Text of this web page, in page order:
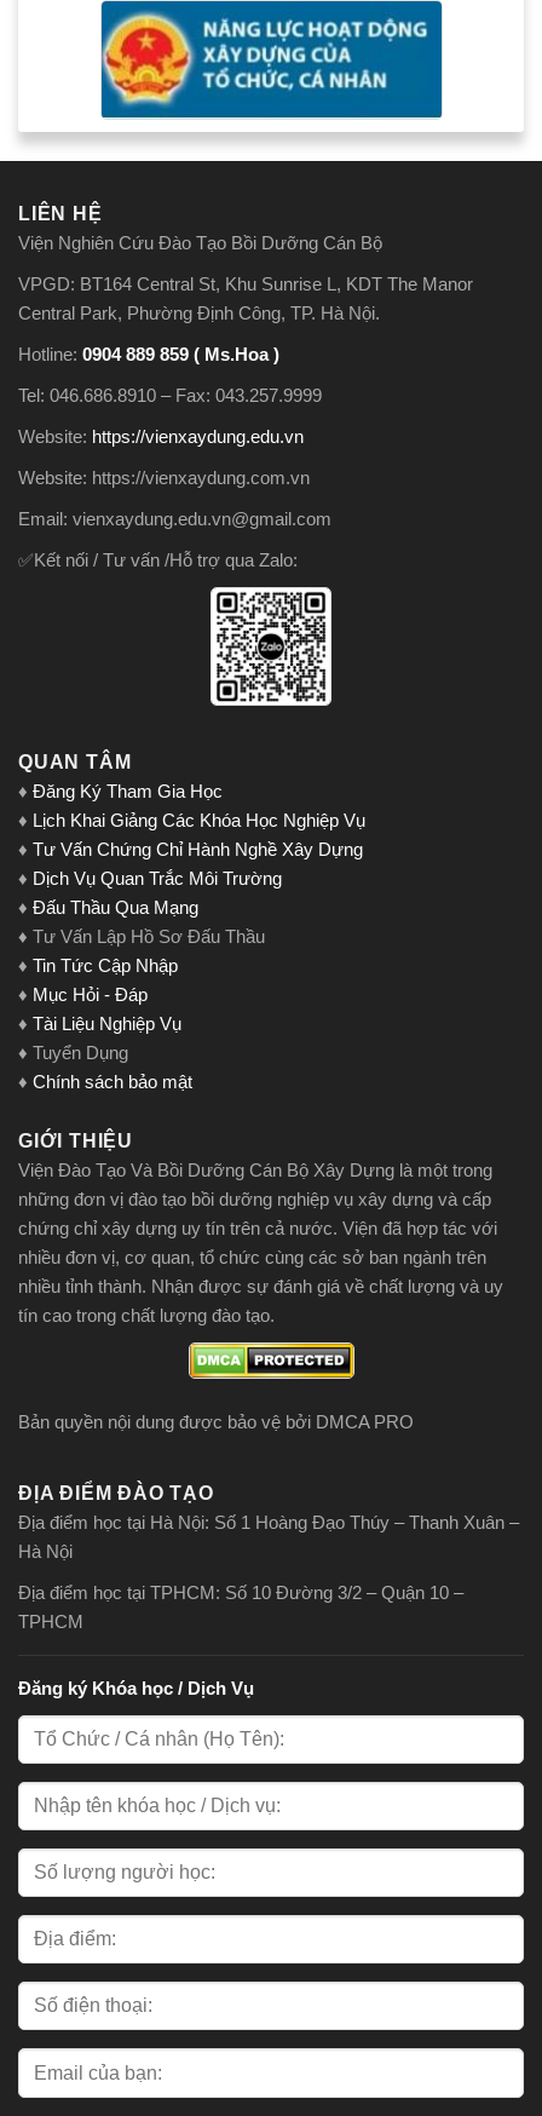
LIÊN HỆ
Viện Nghiên Cứu Đào Tạo Bồi Dưỡng Cán Bộ
VPGD: BT164 Central St, Khu Sunrise L, KDT The Manor
Central Park, Phường Định Công, TP. Hà Nội.
Hotline: 0904 889 859 ( Ms.Hoa )
Tel: 046.686.8910 – Fax: 043.257.9999
Website: https://vienxaydung.edu.vn
Website: https://vienxaydung.com.vn
Email: vienxaydung.edu.vn@gmail.com
✅Kết nối / Tư vấn /Hỗ trợ qua Zalo:
QUAN TÂM
♦ Đăng Ký Tham Gia Học
♦ Lịch Khai Giảng Các Khóa Học Nghiệp Vụ
♦ Tư Vấn Chứng Chỉ Hành Nghề Xây Dựng
♦ Dịch Vụ Quan Trắc Môi Trường
♦ Đấu Thầu Qua Mạng
♦ Tư Vấn Lập Hồ Sơ Đấu Thầu
♦ Tin Tức Cập Nhập
♦ Mục Hỏi - Đáp
♦ Tài Liệu Nghiệp Vụ
♦ Tuyển Dụng
♦ Chính sách bảo mật
GIỚI THIỆU
Viện Đào Tạo Và Bồi Dưỡng Cán Bộ Xây Dựng là một trong
những đơn vị đào tạo bồi dưỡng nghiệp vụ xây dựng và cấp
chứng chỉ xây dựng uy tín trên cả nước. Viện đã hợp tác với
nhiều đơn vị, cơ quan, tổ chức cùng các sở ban ngành trên
nhiều tỉnh thành. Nhận được sự đánh giá về chất lượng và uy
tín cao trong chất lượng đào tạo.
Bản quyền nội dung được bảo vệ bởi DMCA PRO
ĐỊA ĐIỂM ĐÀO TẠO
Địa điểm học tại Hà Nội: Số 1 Hoàng Đạo Thúy – Thanh Xuân –
Hà Nội
Địa điểm học tại TPHCM: Số 10 Đường 3/2 – Quận 10 –
TPHCM
Đăng ký Khóa học / Dịch Vụ